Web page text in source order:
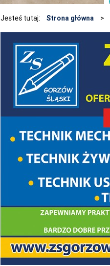
Jesteś tutaj: Strona główna >